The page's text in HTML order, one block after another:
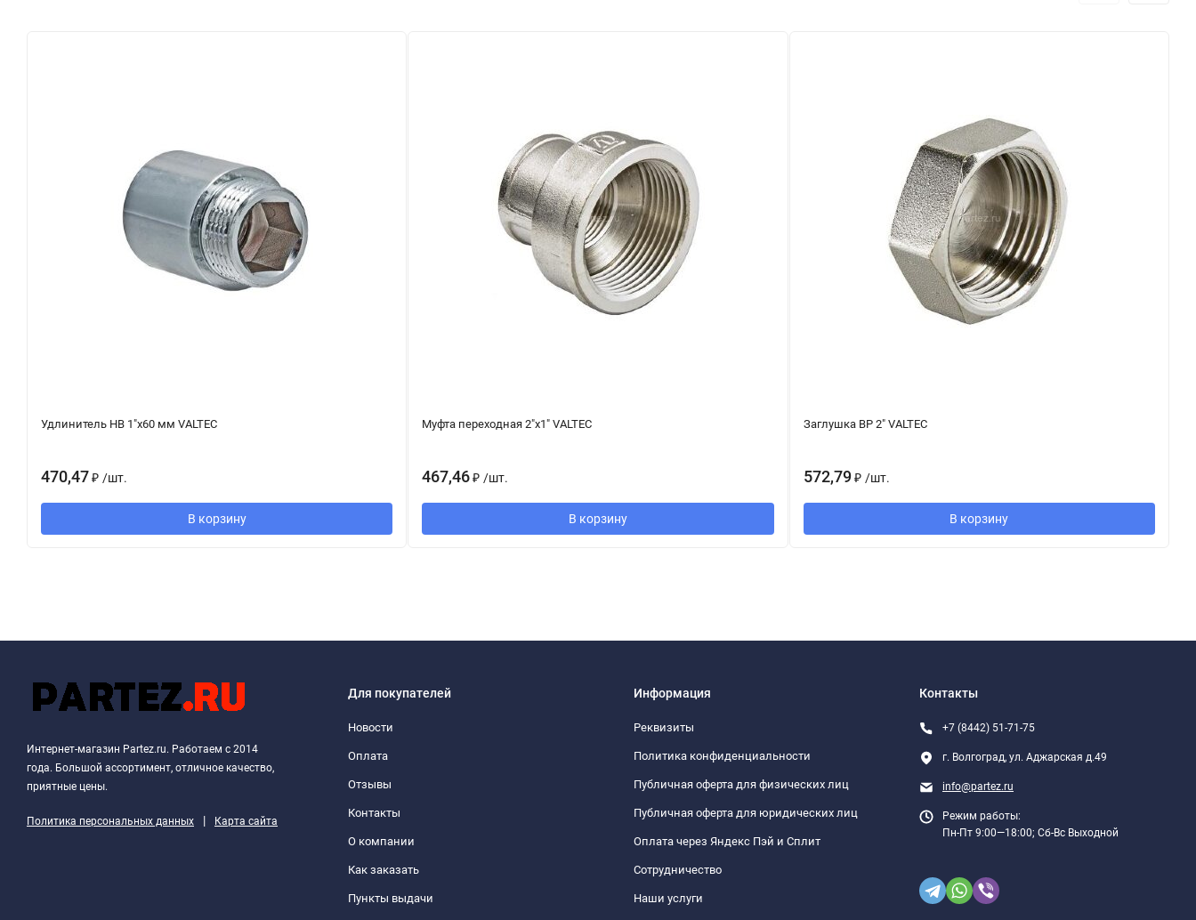
Удлинитель НВ 1"х60 мм VALTEC
470,47₽ /шт.
В корзину
Муфта переходная 2"х1" VALTEC
467,46 ₽ /шт.
В корзину
Заглушка ВР 2" VALTEC
572,79 ₽ /шт.
В корзину
Интернет-магазин Partez.ru. Работаем с 2014
года. Большой ассортимент, отличное качество,
приятные цены.
Политика персональных данных | Карта сайта
Для покупателей
Новости
Оплата
Отзывы
Контакты
О компании
Как заказать
Пункты выдачи
Информация
Реквизиты
Политика конфиденциальности
Публичная оферта для физических лиц
Публичная оферта для юридических лиц
Оплата через Яндекс Пэй и Сплит
Сотрудничество
Наши услуги
Контакты
+7 (8442) 51-71-75
г. Волгоград, ул. Аджарская д.49
info@partez.ru
Режим работы:
Пн-Пт 9:00—18:00; Сб-Вс Выходной